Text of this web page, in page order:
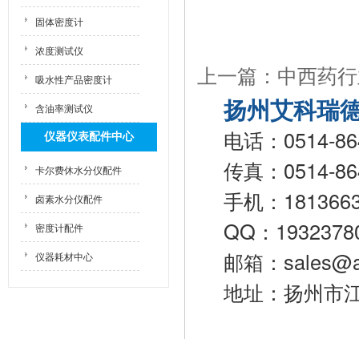
固体密度计
浓度测试仪
吸水性产品密度计
含油率测试仪
仪器仪表配件中心
卡尔费休水分仪配件
卤素水分仪配件
密度计配件
仪器耗材中心
上一篇：中西药
扬州艾科瑞
电话：0514-
传真：0514-
手机：
QQ：
邮箱：
地址：扬州市